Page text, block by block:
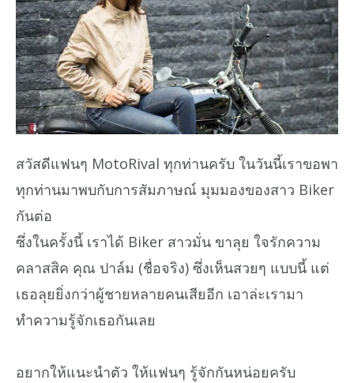
สวัสดีแฟนๆ MotoRival ทุกท่านครับ ในวันนี้เราขอพา
ทุกท่านมาพบกับการสัมภาษณ์ มุมมองของสาว Biker
กันต่อ
ซึ่งในครั้งนี้ เราได้ Biker สาวมั่น ขาลุย ใจรักความ
คลาสสิค คุณ ปาล์ม (ชื่อจริง) ซึ่งเห็นสวยๆ แบบนี้ แต่
เธอลุยยิ่งกว่าผู้ชายหลายคนเสียอีก เอาล่ะเรามา
ทำความรู้จักเธอกันเลย
อยากให้แนะนำตัว ให้แฟนๆ รู้จักกันหน่อยครับ